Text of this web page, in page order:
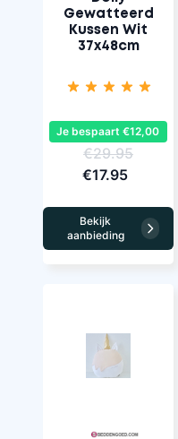
Gewatteerd
Kussen Wit
37x48cm
Je bespaart €12,00
€29.95
€17.95
Bekijk
aanbieding